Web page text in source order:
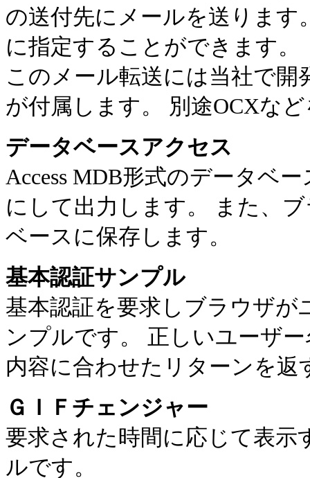
の送付先にメールを送ります
に指定することができます。
このメール転送には当社で開
が付属します。 別途OCXな
データベースアクセス
Access MDB形式のデータベ
にして出力します。 また、
ベースに保存します。
基本認証サンプル
基本認証を要求しブラウザ
ンプルです。 正しいユーザ
内容に合わせたリターンを返
ＧＩＦチェンジャー
要求された時間に応じて表
ルです。